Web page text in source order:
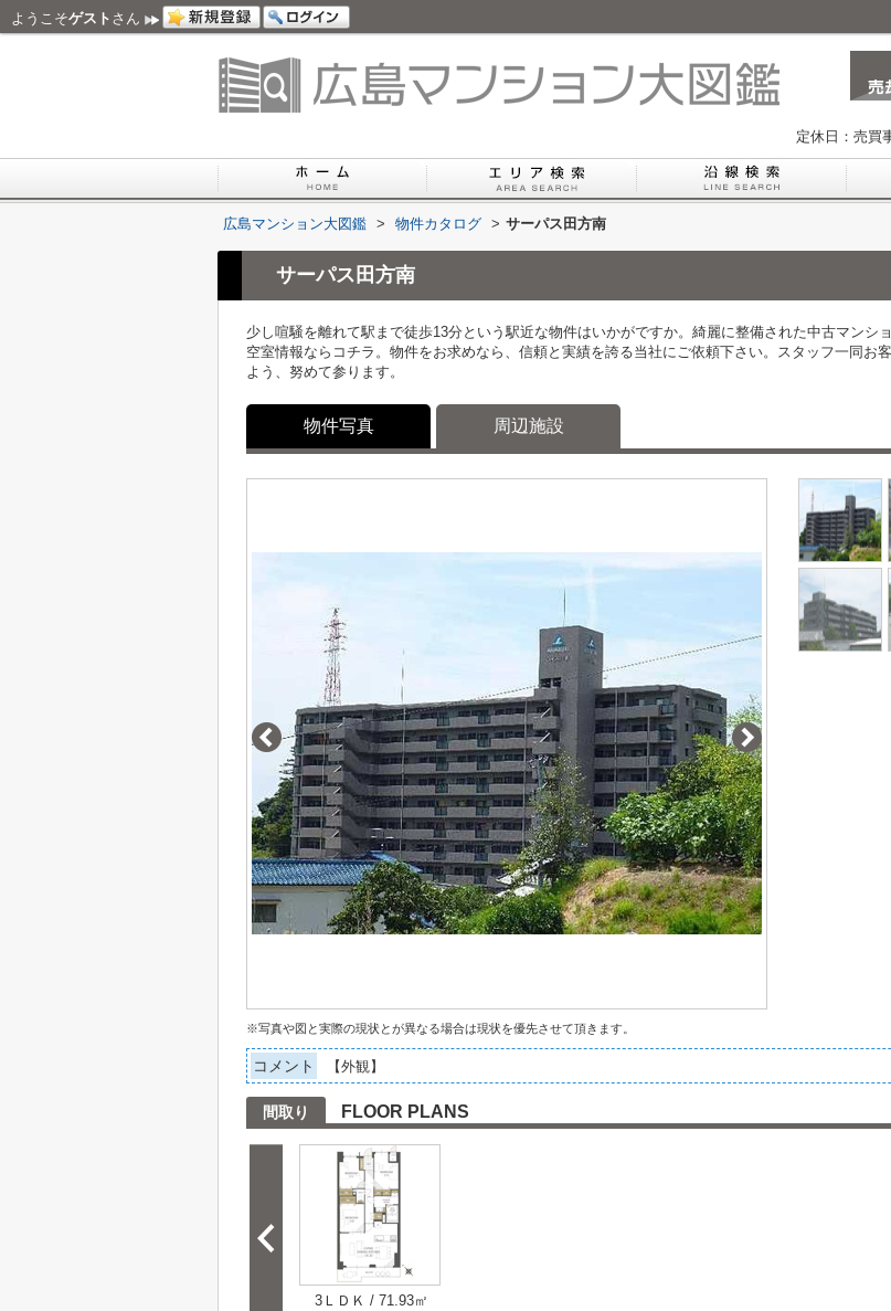
ようこそゲスト さん
定休日：売買
広島マンション大図鑑 > 物件カタログ > サーパス田方南
サーパス田方南
少し喧騒を離れて駅まで徒歩13分という駅近な物件はいかがですか。綺麗に整備された中古マンシ
空室情報ならコチラ。物件をお求めなら、信頼と実績を誇る当社にご依頼下さい。スタッフ一同お
よう、努めて参ります。
物件写真 周辺施設
※写真や図と実際の現状とが異なる場合は現状を優先させて頂きます。
コメント 【外観】
間取り FLOOR PLANS
3ＬＤＫ / 71.93㎡